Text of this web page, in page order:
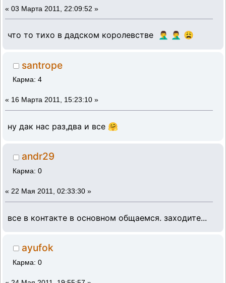
« 03 Марта 2011, 22:09:52 »
что то тихо в дадском королевстве 🤦‍♂️ 🤦‍♂️ 😩
santrope
Карма: 4
« 16 Марта 2011, 15:23:10 »
ну дак нас раз,два и все 🤗
andr29
Карма: 0
« 22 Мая 2011, 02:33:30 »
все в контакте в основном общаемся. заходите...
ayufok
Карма: 0